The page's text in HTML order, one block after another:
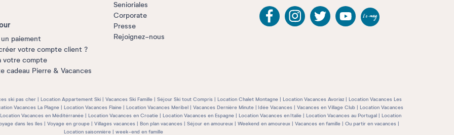
paiement
votre compte client ?
votre compte
cadeau Pierre & Vacances
Senioriales
Corporate
Presse
Rejoignez-nous
ski pas cher Location Appartement Ski Vacances Ski Famille Séjour Ski tout Compris Location Chalet Montagne Location Vacances Avoriaz
Location Vacances Les
Vacances La Plagne Location Vacances Flaine Location Vacances Meribel Vacances Dernière Minute Idée Vacances Vacances en Village Club
Location Vacances
Location Vacances en Méditérranée Location Vacances en Croatie Location Vacances en Espagne Location Vacances en Italie Location Vacances au Portugal
Location
dans les îles Voyage en groupe Villages vacances Bon plan vacances Séjour en amoureux Weekend en amoureux Vacances en famille
Ou partir en vacances
Location saisonnière
week-end en famille